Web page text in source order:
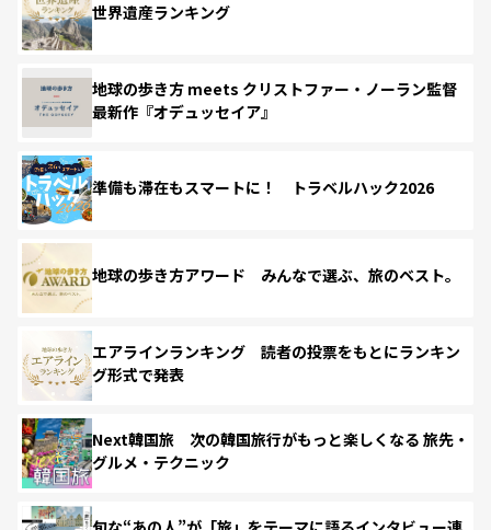
世界遺産ランキング
地球の歩き方 meets クリストファー・ノーラン監督
最新作『オデュッセイア』
準備も滞在もスマートに！ トラベルハック2026
地球の歩き方アワード みんなで選ぶ、旅のベスト。
エアラインランキング 読者の投票をもとにランキン
グ形式で発表
Next韓国旅 次の韓国旅行がもっと楽しくなる 旅先・
グルメ・テクニック